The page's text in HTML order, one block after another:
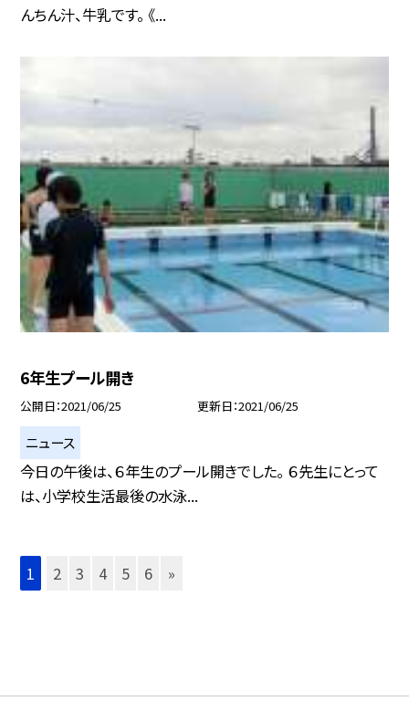
んちん汁、牛乳です。 《...
6年生プール開き
公開日 2021/06/25 更新日 2021/06/25
ニュース
今日の午後は、６年生のプール開きでした。 ６先生にとって
は、小学校生活最後の水泳...
1 2 3 4 5 6 »